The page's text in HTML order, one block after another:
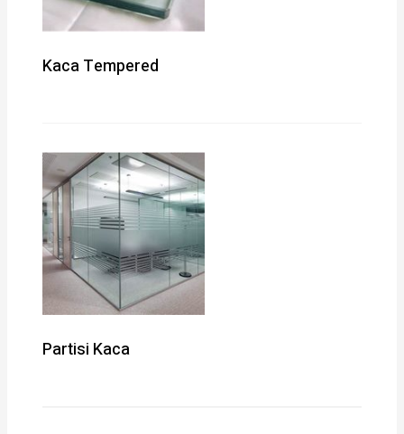
Kaca Tempered
Partisi Kaca